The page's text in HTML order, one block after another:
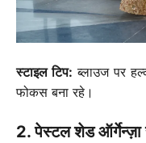
स्टाइल टिप: ब्लाउज पर
फोकस बना रहे।
2. पेस्टल शेड ऑर्गेन्ज़ा